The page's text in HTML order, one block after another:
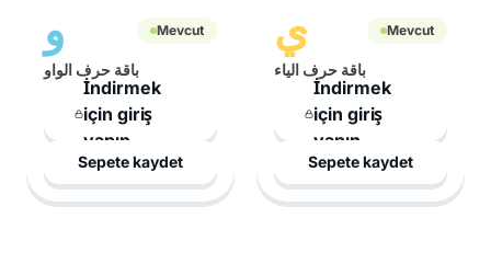
و Mevcut
باقة حرف الواو
İndirmek
için giriş
yapın
Sepete kaydet
ي Mevcut
باقة حرف الياء
İndirmek
için giriş
yapın
Sepete kaydet